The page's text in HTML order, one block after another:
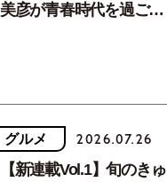
美彦が青春時代を過ごし
グルメ 2026.07.26
【新連載Vol.1】旬のきゅ